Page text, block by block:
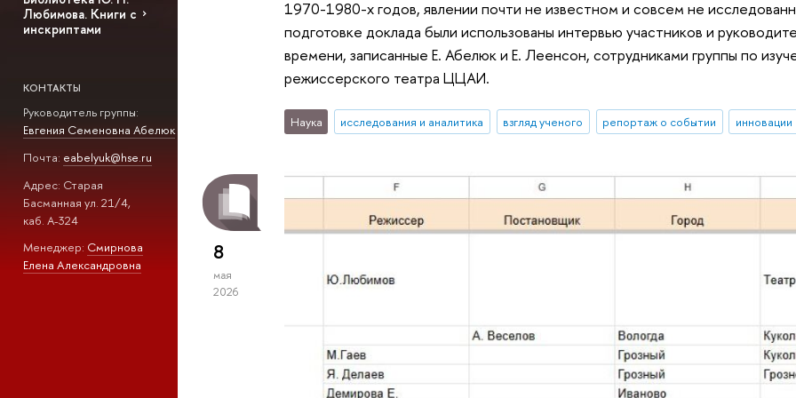
Любимова. Книги с
инскриптами
КОНТАКТЫ
Руководитель группы:
Евгения Семеновна Абелюк
Почта: eabelyuk@hse.ru
Адрес: Старая
Басманная ул. 21/4,
каб. А-324
Менеджер: Смирнова
Елена Александровна
1970-1980-х годов, явлении почти не известном и совсем не
подготовке доклада были использованы интервью участников и
времени, записанные Е. Абелюк и Е. Леенсон, сотрудниками группы по
режиссерского театра ЦЦАИ.
Наука исследования и аналитика взгляд ученого репортаж о событии инновации
8
мая
2026